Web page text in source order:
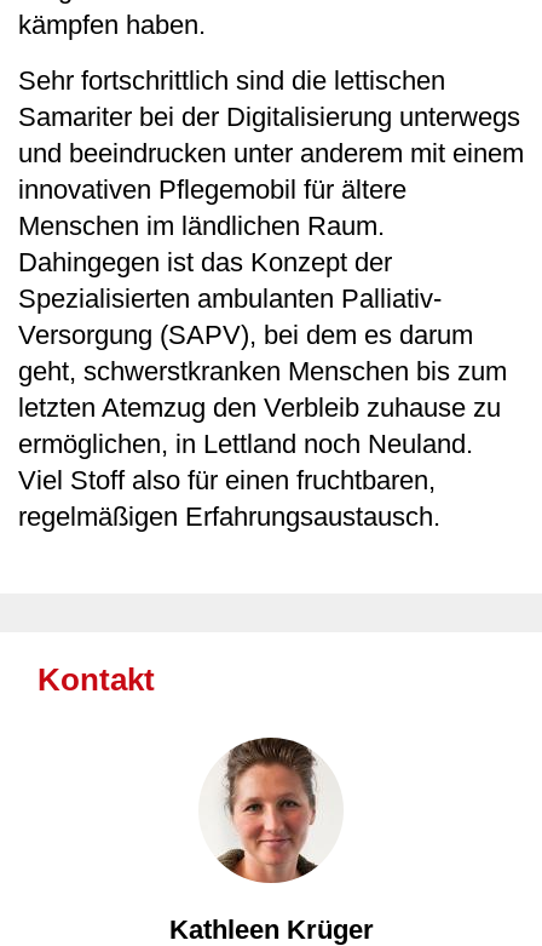
kämpfen haben.
Sehr fortschrittlich sind die lettischen
Samariter bei der Digitalisierung unterwegs
und beeindrucken unter anderem mit einem
innovativen Pflegemobil für ältere
Menschen im ländlichen Raum.
Dahingegen ist das Konzept der
Spezialisierten ambulanten Palliativ-
Versorgung (SAPV), bei dem es darum
geht, schwerstkranken Menschen bis zum
letzten Atemzug den Verbleib zuhause zu
ermöglichen, in Lettland noch Neuland.
Viel Stoff also für einen fruchtbaren,
regelmäßigen Erfahrungsaustausch.
Kontakt
Kathleen Krüger